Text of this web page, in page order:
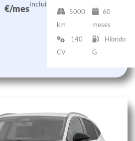
€/mesincluido)
5000
km
60
meses
140
CV
Híbrido
G